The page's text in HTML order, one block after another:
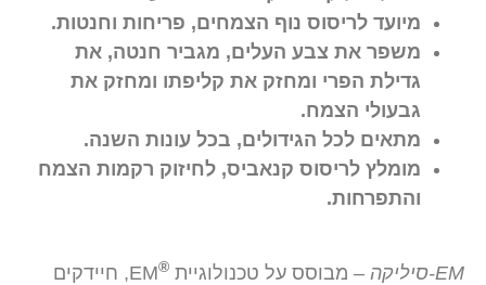
מיועד לריסוס נוף הצמחים, פריחות וחנטות.
משפר את צבע העלים, מגביר חנטה, את
גדילת הפרי ומחזק את קליפתו ומחזק את
גבעולי הצמח.
מתאים לכל הגידולים, בכל עונות השנה.
מומלץ לריסוס קנאביס, לחיזוק רקמות הצמח
והתפרחות.
EM-סיליקה – מבוסס על טכנולוגיית ®
EM, חיידקים